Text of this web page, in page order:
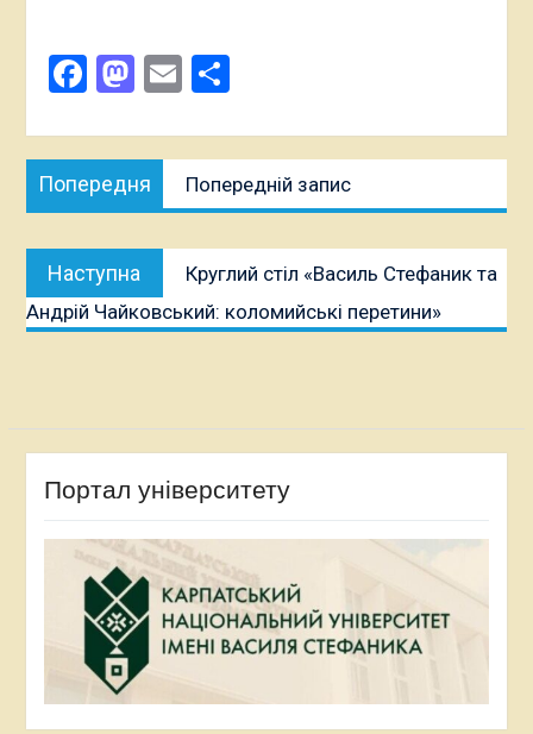
Facebook
Mastodon
EmailПоділитися
Навігація
записів
Попередня
публікація:
Попередній запис
Наступна
публікація:
Круглий стіл «Василь Стефаник та
Андрій Чайковський: коломийські перетини»
Портал університету